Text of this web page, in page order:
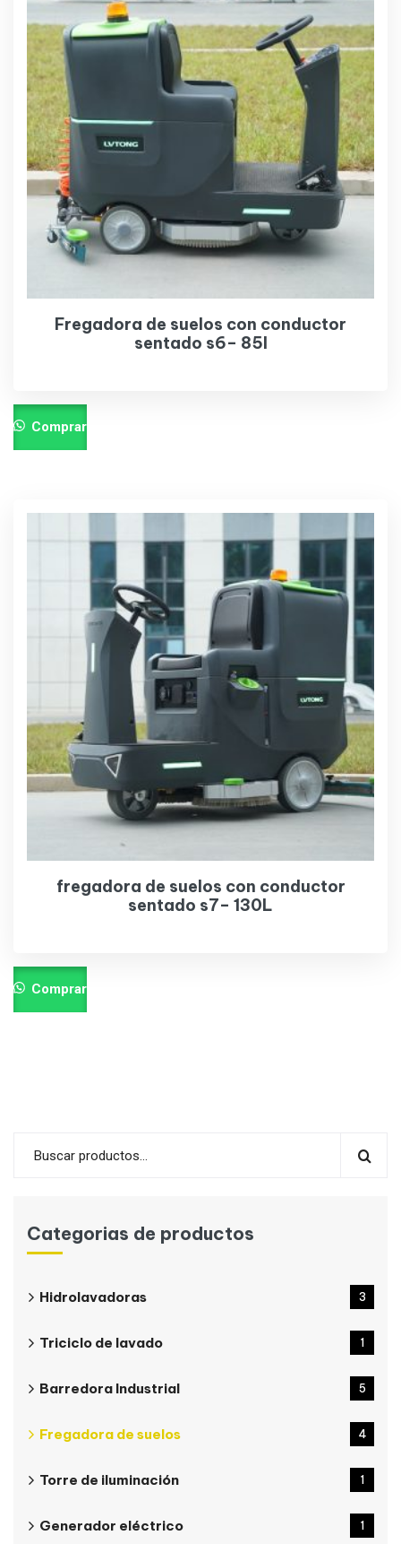
Fregadora de suelos con conductor
sentado s6– 85l
Comprar
fregadora de suelos con conductor
sentado s7– 130L
Comprar
Categorias de productos
Hidrolavadoras 3
Triciclo de lavado 1
Barredora Industrial 5
Fregadora de suelos 4
Torre de iluminación 1
Generador eléctrico 1